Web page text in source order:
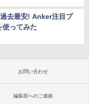
去最安! Anker注目プ
使ってみた
お問い合わせ
編集部へのご連絡